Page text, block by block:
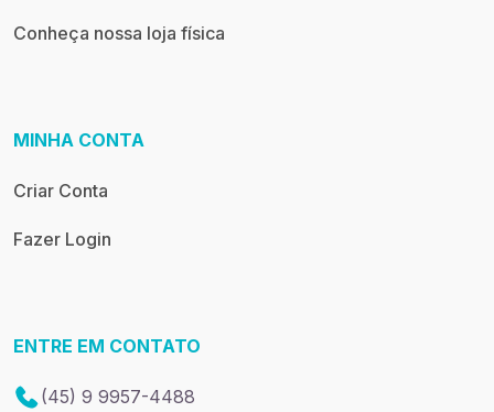
Conheça nossa loja física
MINHA CONTA
Criar Conta
Fazer Login
ENTRE EM CONTATO
(45) 9 9957-4488